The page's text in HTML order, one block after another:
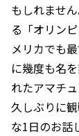
もしれませ
る「オリン
メリカでも
に幾度も名
れたアマチ
久しぶりに
な1日のお話